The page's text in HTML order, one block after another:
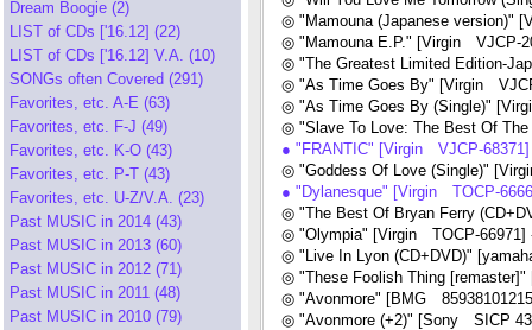
Dream Boogie (2)
LIST of CDs ['16.12] (22)
LIST of CDs ['16.12] V.A. (10)
SONGs often Covered (291)
Favorites, etc. A-E (63)
Favorites, etc. F-J (49)
Favorites, etc. K-O (43)
Favorites, etc. P-T (43)
Favorites, etc. U-Z/V.A. (23)
Past MUSIC in 2014 (43)
Past MUSIC in 2013 (60)
Past MUSIC in 2012 (71)
Past MUSIC in 2011 (48)
Past MUSIC in 2010 (79)
◎ "Mamouna (Japanese version)"
◎ "Mamouna E.P." [Virgin VJCP-
◎ "The Greatest Limited Edition-
◎ "As Time Goes By" [Virgin
◎ "As Time Goes By (Single)"
◎ "Slave To Love: The Best Of
● "FRANTIC" [Virgin VJCP-68371]
◎ "Goddess Of Love (Single)"
● "Dylanesque" [Virgin TOCP-
◎ "The Best Of Bryan Ferry
◎ "Olympia" [Virgin TOCP-66971]
◎ "Live In Lyon (CD+DVD)"
◎ "These Foolish Thing
◎ "Avonmore" [BMG
◎ "Avonmore (+2)" [Sony SICP